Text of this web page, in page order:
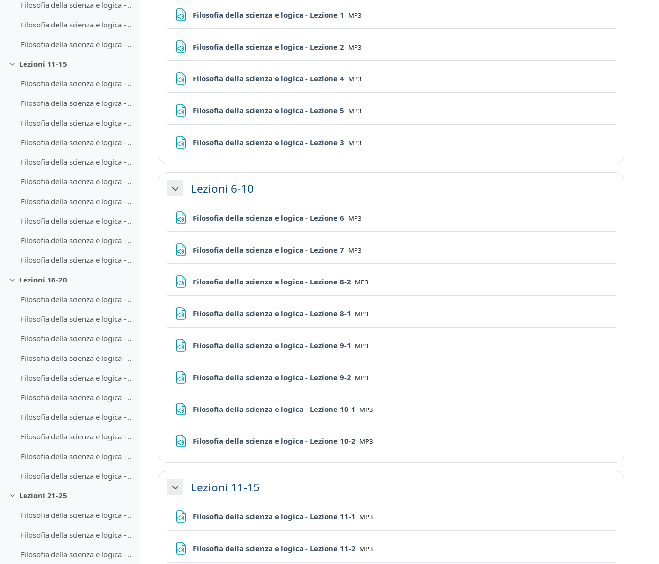
Filosofia della scienza e logica - Lezione 9-2
Filosofia della scienza e logica - Lezione 10-1
Filosofia della scienza e logica - Lezione 10-2
Minimizza
Lezioni 11-15
Filosofia della scienza e logica - Lezione 11-1
Filosofia della scienza e logica - Lezione 11-2
Filosofia della scienza e logica - Lezione 12-1
Filosofia della scienza e logica - Lezione 12-2
Filosofia della scienza e logica - Lezione 13-1
Filosofia della scienza e logica - Lezione 13-2
Filosofia della scienza e logica - Lezione 14-1
Filosofia della scienza e logica - Lezione 14-2
Filosofia della scienza e logica - Lezione 15-1
Filosofia della scienza e logica - Lezione 15-2
Minimizza
Lezioni 16-20
Filosofia della scienza e logica - Lezione 16-1
Filosofia della scienza e logica - Lezione 16-2
Filosofia della scienza e logica - Lezione 17-1
Filosofia della scienza e logica - Lezione 17-2
Filosofia della scienza e logica - Lezione 18-1
Filosofia della scienza e logica - Lezione 18-2
Filosofia della scienza e logica - Lezione 19-1
Filosofia della scienza e logica - Lezione 19-2
Filosofia della scienza e logica - Lezione 20-1
Filosofia della scienza e logica - Lezione 20-2
Minimizza
Lezioni 21-25
Filosofia della scienza e logica - Lezione 21-1
Filosofia della scienza e logica - Lezione 21-2
Filosofia della scienza e logica - Lezione 22-1
Filosofia della scienza e logica - Lezione 1 File
MP3
Filosofia della scienza e logica - Lezione 2 File
MP3
Filosofia della scienza e logica - Lezione 4 File
MP3
Filosofia della scienza e logica - Lezione 5 File
MP3
Filosofia della scienza e logica - Lezione 3 File
MP3
MinimizzaLezioni 6-10
Filosofia della scienza e logica - Lezione 6 File
MP3
Filosofia della scienza e logica - Lezione 7 File
MP3
Filosofia della scienza e logica - Lezione 8-2 File
MP3
Filosofia della scienza e logica - Lezione 8-1 File
MP3
Filosofia della scienza e logica - Lezione 9-1 File
MP3
Filosofia della scienza e logica - Lezione 9-2 File
MP3
Filosofia della scienza e logica - Lezione 10-1 File
MP3
Filosofia della scienza e logica - Lezione 10-2 File
MP3
MinimizzaLezioni 11-15
Filosofia della scienza e logica - Lezione 11-1 File
MP3
Filosofia della scienza e logica - Lezione 11-2 File
MP3